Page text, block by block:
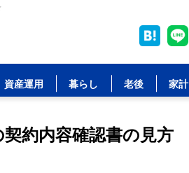
資産運用 暮らし 老後 家計
約内容確認書の見方